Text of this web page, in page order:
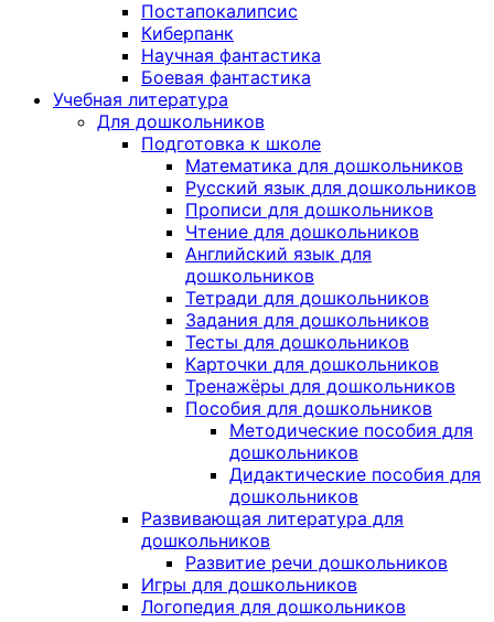
Постапокалипсис
Киберпанк
Научная фантастика
Боевая фантастика
Учебная литература
Для дошкольников
Подготовка к школе
Математика для дошкольников
Русский язык для дошкольников
Прописи для дошкольников
Чтение для дошкольников
Английский язык для
дошкольников
Тетради для дошкольников
Задания для дошкольников
Тесты для дошкольников
Карточки для дошкольников
Тренажёры для дошкольников
Пособия для дошкольников
Методические пособия для
дошкольников
Дидактические пособия для
дошкольников
Развивающая литература для
дошкольников
Развитие речи дошкольников
Игры для дошкольников
Логопедия для дошкольников